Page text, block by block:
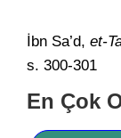
İbn Sa’d, et-
s. 300-301
En Çok